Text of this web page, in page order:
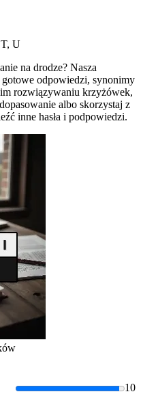
U
na drodze? Nasza
odpowiedzi, synonimy
rozwiązywaniu krzyżówek,
albo skorzystaj z
inne hasła i podpowiedzi.
10